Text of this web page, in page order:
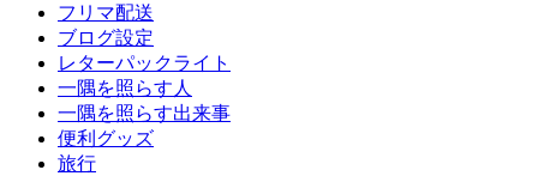
フリマ配送
ブログ設定
レターパックライト
一隅を照らす人
一隅を照らす出来事
便利グッズ
旅行